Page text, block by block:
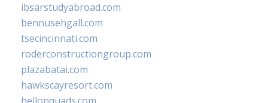
ibsarstudyabroad.com
bennusehgall.com
tsecincinnati.com
roderconstructiongroup.com
plazabatai.com
hawkscayresort.com